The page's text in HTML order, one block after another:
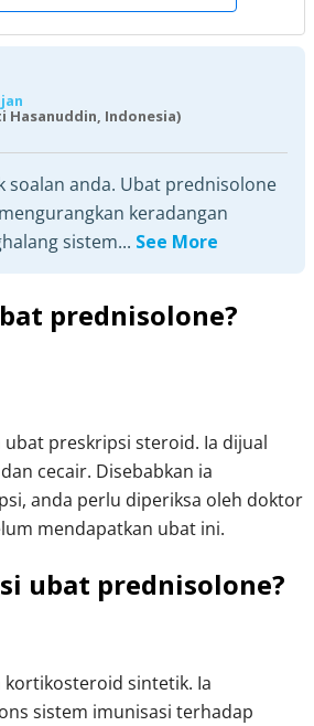
Hasanuddin, Indonesia)
soalan anda. Ubat prednisolone
keradangan
sistem... See More
prednisolone?
preskripsi steroid. Ia dijual
cecair. Disebabkan ia
anda perlu diperiksa oleh doktor
mendapatkan ubat ini.
ubat prednisolone?
sintetik. Ia
sistem imunisasi terhadap